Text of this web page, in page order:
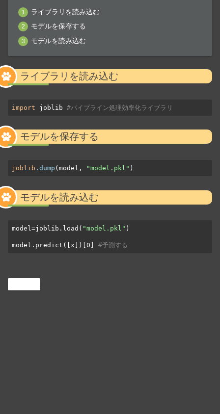
ライブラリを読み込む
モデルを保存する
モデルを読み込む
ライブラリを読み込む
import joblib #パイプライン処理効率化ライブラリ
モデルを保存する
joblib .dump (model, "model.pkl" )
モデルを読み込む
model=joblib.load( "model.pkl" )
model.predict([x])[0] #予測する